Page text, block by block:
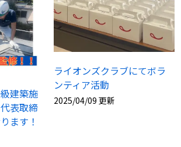
建築施
表取締
ます！
ライオンズクラブにてボラ
ンティア活動
2025/04/09 更新